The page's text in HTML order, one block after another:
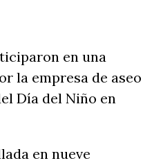
en una
la empresa de aseo
Día del Niño en
en nueve